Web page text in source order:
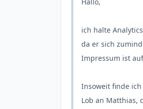
ich halte
da er sich
Impressum ist
Insoweit finde
Lob an Matthias,